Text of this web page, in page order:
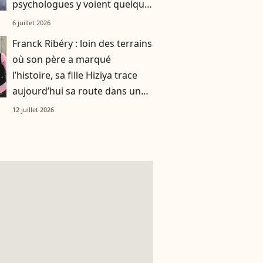
psychologues y voient quelque
chose de bien plus profond.
6 juillet 2026
Franck Ribéry : loin des terrains
où son père a marqué
l’histoire, sa fille Hiziya trace
aujourd’hui sa route dans un
tout autre univers
12 juillet 2026